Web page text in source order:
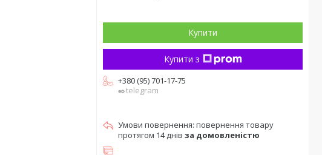
Купити
Купити з
+380 (95) 701-17-75
✒️telegram
повернення товару
протягом 14 днів за домовленістю